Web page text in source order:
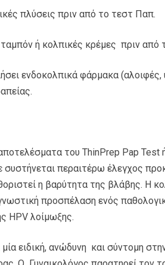
πλύσεις πριν από το τεστ Παπ.
ή κολπικές κρέμες πριν από
ενδοκολπικά φάρμακα (αλοιφές,
του ThinPrep Pap Test
περαιτέρω έλεγχος
η βαρύτητα της βλάβης. Η
προσπέλαση ενός
HPV λοίμωξης.
ειδική, ανώδυνη και σύντομη